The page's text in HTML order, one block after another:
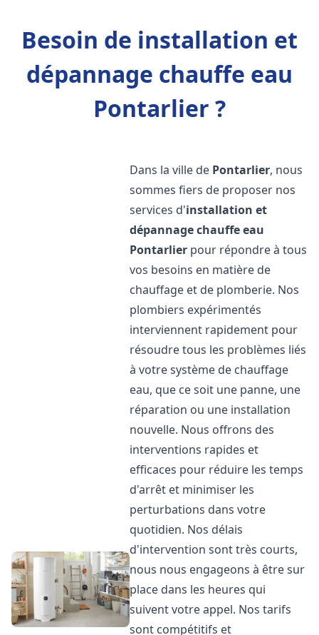
Besoin de installation et
dépannage chauffe eau
Pontarlier ?
Dans la ville de Pontarlier, nous
sommes fiers de proposer nos
services d'installation et
dépannage chauffe eau
Pontarlier pour répondre à tous
vos besoins en matière de
chauffage et de plomberie. Nos
plombiers expérimentés
interviennent rapidement pour
résoudre tous les problèmes liés
à votre système de chauffage
eau, que ce soit une panne, une
réparation ou une installation
nouvelle. Nous offrons des
interventions rapides et
efficaces pour réduire les temps
d'arrêt et minimiser les
perturbations dans votre
quotidien. Nos délais
d'intervention sont très courts,
nous nous engageons à être sur
place dans les heures qui
suivent votre appel. Nos tarifs
sont compétitifs et